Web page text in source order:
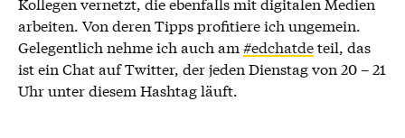
arbeiten. Von deren Tipps profitiere ich ungemein.
Gelegentlich nehme ich auch am #edchatdeteil, das
ist ein Chat auf Twitter, der jeden Dienstag von 20 – 21
Uhr unter diesem Hashtag läuft.